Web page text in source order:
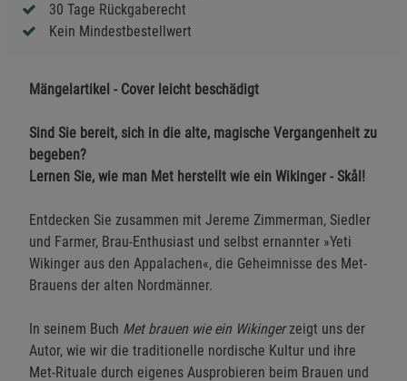
30 Tage Rückgaberecht
Kein Mindestbestellwert
Mängelartikel - Cover leicht beschädigt
Sind Sie bereit, sich in die alte, magische Vergangenheit zu
begeben?
Lernen Sie, wie man Met herstellt wie ein Wikinger - Skål!
Entdecken Sie zusammen mit Jereme Zimmerman, Siedler
und Farmer, Brau-Enthusiast und selbst ernannter »Yeti
Wikinger aus den Appalachen«, die Geheimnisse des Met-
Brauens der alten Nordmänner.
In seinem Buch Met brauen wie ein Wikingerzeigt uns der
Autor, wie wir die traditionelle nordische Kultur und ihre
Met-Rituale durch eigenes Ausprobieren beim Brauen und